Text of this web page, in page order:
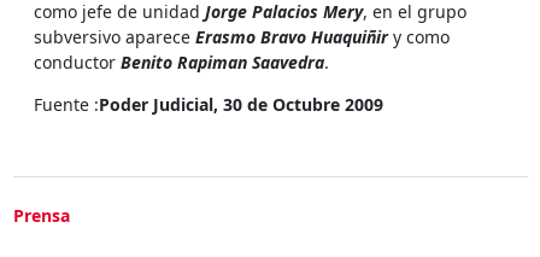
como jefe de unidad Jorge Palacios Mery, en el grupo
subversivo aparece Erasmo Bravo Huaquiñiry como
conductor Benito Rapiman Saavedra.
Fuente :Poder Judicial, 30 de Octubre 2009
Prensa